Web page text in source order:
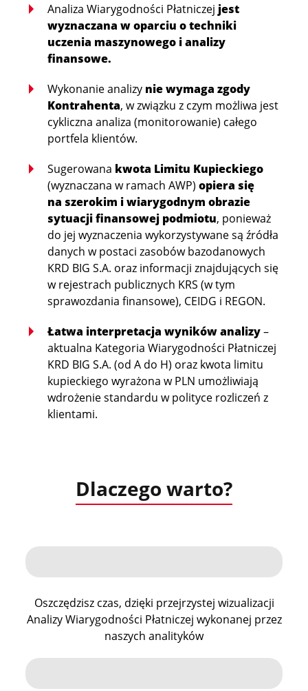
Analiza Wiarygodności Płatniczej jest
wyznaczana w oparciu o techniki
uczenia maszynowego i analizy
finansowe.
Wykonanie analizy nie wymaga zgody
Kontrahenta, w związku z czym możliwa jest
cykliczna analiza (monitorowanie) całego
portfela klientów.
Sugerowana kwota Limitu Kupieckiego
(wyznaczana w ramach AWP)opiera się
na szerokim i wiarygodnym obrazie
sytuacji finansowej podmiotu, ponieważ
do jej wyznaczenia wykorzystywane są źródła
danych w postaci zasobów bazodanowych
KRD BIG S.A. oraz informacji znajdujących się
w rejestrach publicznych KRS (w tym
sprawozdania finansowe), CEIDG i REGON.
Łatwa interpretacja wyników analizy–
aktualna Kategoria Wiarygodności Płatniczej
KRD BIG S.A. (od A do H) oraz kwota limitu
kupieckiego wyrażona w PLN umożliwiają
wdrożenie standardu w polityce rozliczeń z
klientami.
Dlaczego warto?
Oszczędzisz czas, dzięki przejrzystej wizualizacji
Analizy Wiarygodności Płatniczej wykonanej przez
naszych analityków